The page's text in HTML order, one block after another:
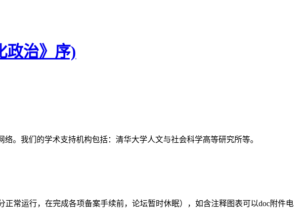
政治》序)
。我们的学术支持机构包括：清华大学人文与社会科学高等研究所等。
常运行，在完成各项备案手续前，论坛暂时休眠），如含注释图表可以doc附件电